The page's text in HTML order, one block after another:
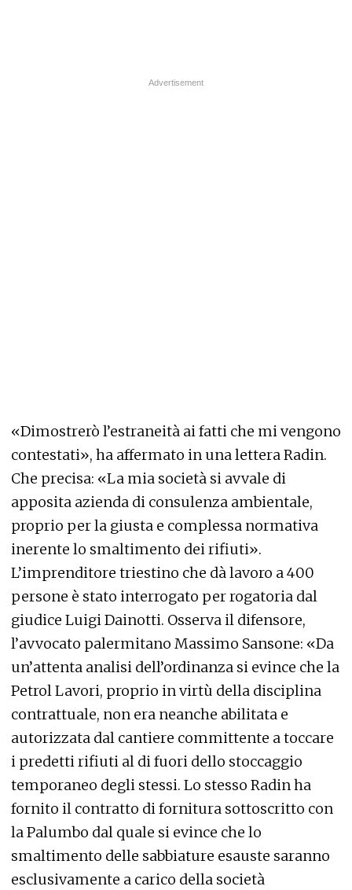
«Dimostrerò l’estraneità ai fatti che mi vengono
contestati», ha affermato in una lettera Radin.
Che precisa: «La mia società si avvale di
apposita azienda di consulenza ambientale,
proprio per la giusta e complessa normativa
inerente lo smaltimento dei rifiuti».
L’imprenditore triestino che dà lavoro a 400
persone è stato interrogato per rogatoria dal
giudice Luigi Dainotti. Osserva il difensore,
l’avvocato palermitano Massimo Sansone: «Da
un’attenta analisi dell’ordinanza si evince che la
Petrol Lavori, proprio in virtù della disciplina
contrattuale, non era neanche abilitata e
autorizzata dal cantiere committente a toccare
i predetti rifiuti al di fuori dello stoccaggio
temporaneo degli stessi. Lo stesso Radin ha
fornito il contratto di fornitura sottoscritto con
la Palumbo dal quale si evince che lo
smaltimento delle sabbiature esauste saranno
esclusivamente a carico della società